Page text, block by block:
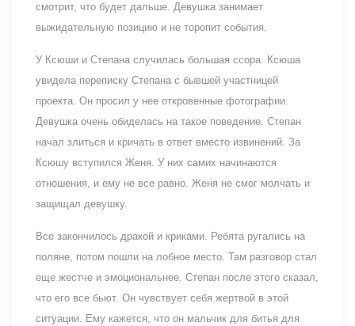
смотрит, что будет дальше. Девушка занимает
выжидательную позицию и не торопит события.
У Ксюши и Степана случилась большая ссора. Ксюша
увидела переписку Степана с бывшей участницей
проекта. Он просил у нее откровенные фотографии.
Девушка очень обиделась на такое поведение. Степан
начал злиться и кричать в ответ вместо извинений. За
Ксюшу вступился Женя. У них самих начинаются
отношения, и ему не все равно. Женя не смог молчать и
защищал девушку.
Все закончилось дракой и криками. Ребята ругались на
поляне, потом пошли на лобное место. Там разговор стал
еще жестче и эмоциональнее. Степан после этого сказал,
что его все бьют. Он чувствует себя жертвой в этой
ситуации. Ему кажется, что он мальчик для битья для